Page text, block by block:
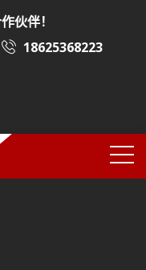
伙伴！
18625368223